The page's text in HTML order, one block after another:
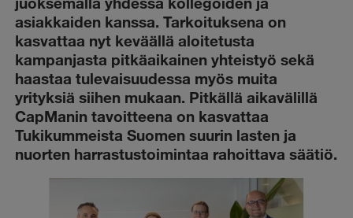
asiakkaiden kanssa. Tarkoituksena on
kasvattaa nyt keväällä aloitetusta
kampanjasta pitkäaikainen yhteistyö sekä
haastaa tulevaisuudessa myös muita
yrityksiä siihen mukaan. Pitkällä aikavälillä
CapManin tavoitteena on kasvattaa
Tukikummeista Suomen suurin lasten ja
nuorten harrastustoimintaa rahoittava säätiö.